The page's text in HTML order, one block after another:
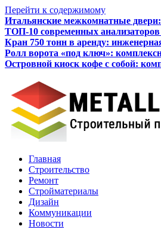
Перейти к содержимому
Итальянские межкомнатные двери:
ТОП-10 современных
Кран 750 тонн в аренду:
Ролл ворота «под ключ»:
Островной киоск кофе с собой:
Главная
Строительство
Ремонт
Стройматериалы
Дизайн
Коммуникации
Новости